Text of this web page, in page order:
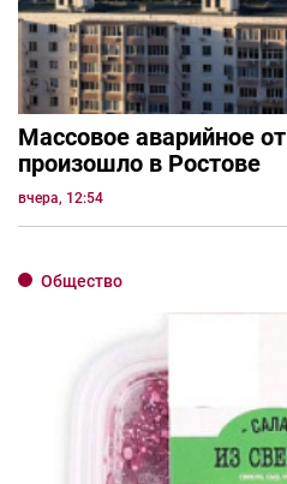
Массовое аварийное
произошло в Ростове
вчера, 12:54
Общество